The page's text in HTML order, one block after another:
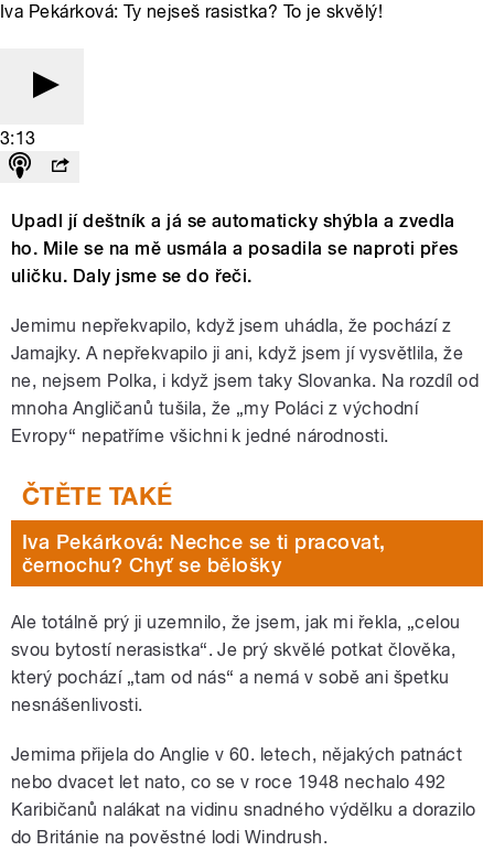
Iva Pekárková: Ty nejseš rasistka? To je skvělý!
3:13
Upadl jí deštník a já se automaticky shýbla a zvedla
ho. Mile se na mě usmála a posadila se naproti přes
uličku. Daly jsme se do řeči.
Jemimu nepřekvapilo, když jsem uhádla, že pochází z
Jamajky. A nepřekvapilo ji ani, když jsem jí vysvětlila, že
ne, nejsem Polka, i když jsem taky Slovanka. Na rozdíl od
mnoha Angličanů tušila, že „my Poláci z východní
Evropy“ nepatříme všichni k jedné národnosti.
Iva Pekárková: Nechce se ti pracovat,
černochu? Chyť se bělošky
Ale totálně prý ji uzemnilo, že jsem, jak mi řekla, „celou
svou bytostí nerasistka“. Je prý skvělé potkat člověka,
který pochází „tam od nás“ a nemá v sobě ani špetku
nesnášenlivosti.
Jemima přijela do Anglie v 60. letech, nějakých patnáct
nebo dvacet let nato, co se v roce 1948 nechalo 492
Karibičanů nalákat na vidinu snadného výdělku a dorazilo
do Británie na pověstné lodi Windrush.